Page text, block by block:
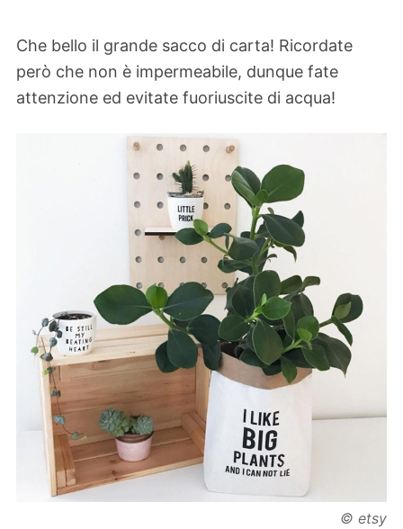
Che bello il grande sacco di carta! Ricordate
però che non è impermeabile, dunque fate
attenzione ed evitate fuoriuscite di acqua!
© etsy